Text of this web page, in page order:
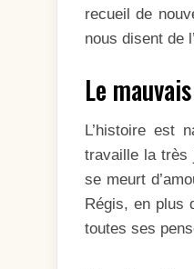
recueil de
nous disent de
Le
L’histoire est
travaille la très
se meurt
Régis, en plus
toutes ses